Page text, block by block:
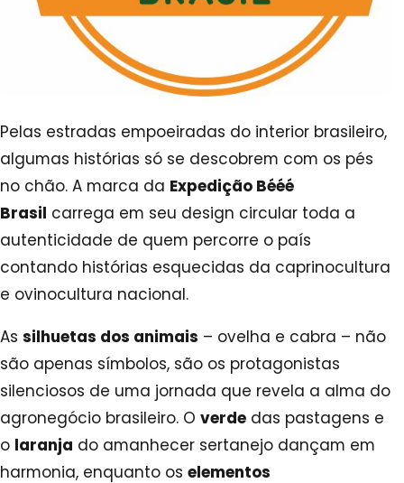
Pelas estradas empoeiradas do interior brasileiro,
algumas histórias só se descobrem com os pés
no chão. A marca da Expedição Bééé
Brasil carrega em seu design circular toda a
autenticidade de quem percorre o país
contando histórias esquecidas da caprinocultura
e ovinocultura nacional.
As silhuetas dos animais – ovelha e cabra – não
são apenas símbolos, são os protagonistas
silenciosos de uma jornada que revela a alma do
agronegócio brasileiro. O verde das pastagens e
o laranja do amanhecer sertanejo dançam em
harmonia, enquanto os elementos